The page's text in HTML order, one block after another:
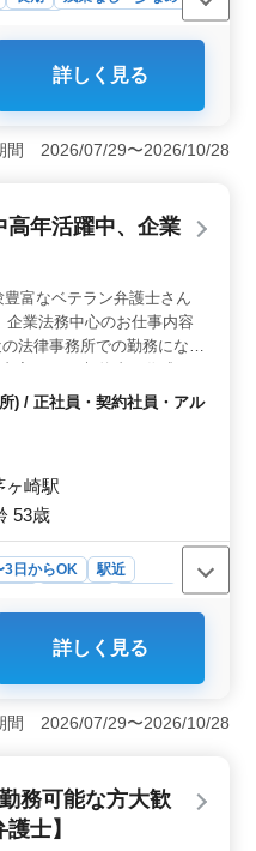
事務所では、離婚問題
に特化した法律サービス
心と利益を最優先に考
。 ＜働きやすい環境
、アクセスも便利で
務遂行が可能です。ま
ており、リフレッシュ
す。 ＜経験豊富なスタ
歳となる当事務所のス
っています。50歳以上
との連携を通じて、ス
れます。経験を活か
供するための環境が整
詳しく見る
間 2026/07/29〜2026/10/28
年活躍中、企業
富なベテラン弁護士さん
企業法務中心のお仕事内容
法律事務所での勤務になり
問題 ＝＝特徴＝＝ ・週休2
から近く、通いやすい法律
今までの経験を活かして
お待ちしております!
) / 正社員・契約社員・アル
ヶ崎駅
53歳
3日からOK
駅近
に特化した業務内容
の方々を積極的に募集し
回収、労務問題まで、
ため、仕事とプライベー
す。さらに、駅から徒
詳しく見る
間 2026/07/29〜2026/10/28
務可能な方大歓
士】